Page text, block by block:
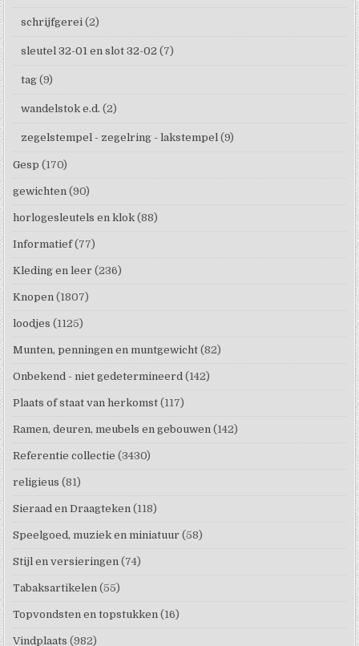
schrijfgerei (2)
sleutel 32-01 en slot 32-02 (7)
tag (9)
wandelstok e.d. (2)
zegelstempel - zegelring - lakstempel (9)
Gesp (170)
gewichten (90)
horlogesleutels en klok (88)
Informatief (77)
Kleding en leer (236)
Knopen (1807)
loodjes (1125)
Munten, penningen en muntgewicht (82)
Onbekend - niet gedetermineerd (142)
Plaats of staat van herkomst (117)
Ramen, deuren, meubels en gebouwen (142)
Referentie collectie (3430)
religieus (81)
Sieraad en Draagteken (118)
Speelgoed, muziek en miniatuur (58)
Stijl en versieringen (74)
Tabaksartikelen (55)
Topvondsten en topstukken (16)
Vindplaats (982)